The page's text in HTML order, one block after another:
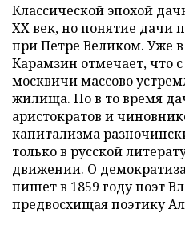
Классической эпохой
XX век, но понятие дачи
при Петре Великом. Уже
Карамзин отмечает, что
москвичи массово
жилища. Но в то время
аристократов и
капитализма
только в русской
движении. О
пишет в 1859 году поэт
предвосхищая поэтику